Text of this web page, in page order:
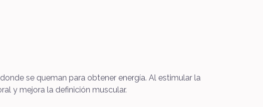
se queman para obtener energía. Al estimular la
y mejora la definición muscular.